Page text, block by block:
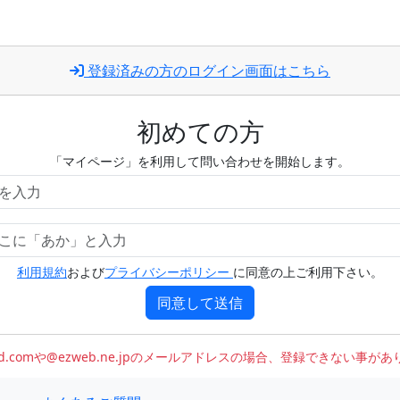
登録済みの方のログイン画面はこちら
初めての方
「マイページ」を利用して問い合わせを開始します。
利用規約およびプライバシーポリシー に同意の上ご利用下さい。
同意して送信
や@ezweb.ne.jpのメールアドレスの場合、登録できない事があ